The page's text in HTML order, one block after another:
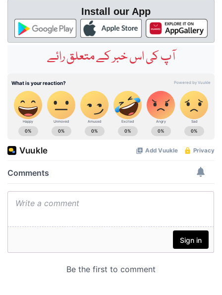
Install our App
آپ کی اس خبر کے متعلق رائے